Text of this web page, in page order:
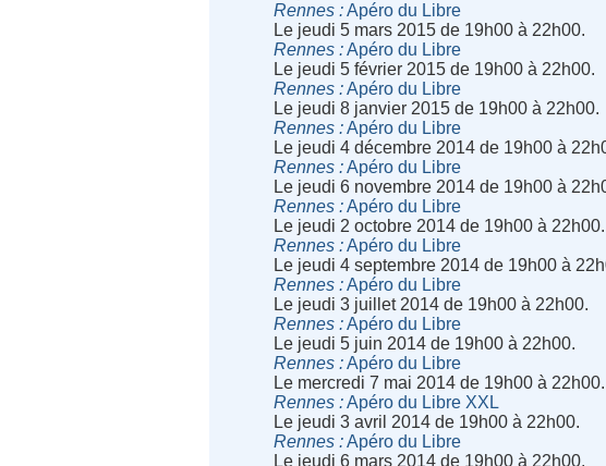
Rennes
Apéro du Libre
Le jeudi 5 mars 2015 de 19h00 à 22h00.
Rennes
Apéro du Libre
Le jeudi 5 février 2015 de 19h00 à 22h00.
Rennes
Apéro du Libre
Le jeudi 8 janvier 2015 de 19h00 à 22h00.
Rennes
Apéro du Libre
Le jeudi 4 décembre 2014 de 19h00 à
Rennes
Apéro du Libre
Le jeudi 6 novembre 2014 de 19h00 à
Rennes
Apéro du Libre
Le jeudi 2 octobre 2014 de 19h00 à 22h00.
Rennes
Apéro du Libre
Le jeudi 4 septembre 2014 de 19h00 à
Rennes
Apéro du Libre
Le jeudi 3 juillet 2014 de 19h00 à 22h00.
Rennes
Apéro du Libre
Le jeudi 5 juin 2014 de 19h00 à 22h00.
Rennes
Apéro du Libre
Le mercredi 7 mai 2014 de 19h00 à 22h00.
Rennes
Apéro du Libre XXL
Le jeudi 3 avril 2014 de 19h00 à 22h00.
Rennes
Apéro du Libre
Le jeudi 6 mars 2014 de 19h00 à 22h00.